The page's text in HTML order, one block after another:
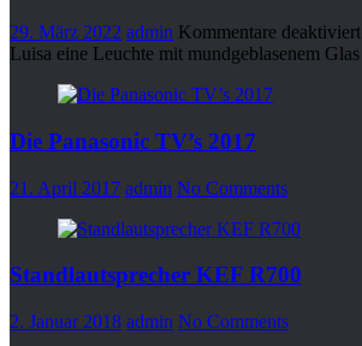
29. März 2022 admin Kommentare deaktiviert
Luisa eine Leuchte mit mundgeblasenem Glas
Die Panasonic TV’s 2017
21. April 2017 admin No Comments
Standlautsprecher KEF R700
2. Januar 2018 admin No Comments